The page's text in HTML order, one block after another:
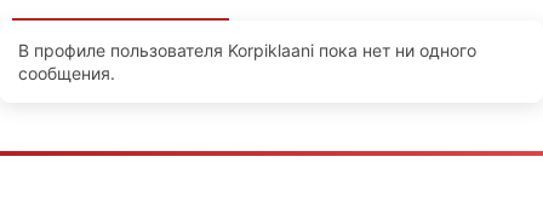
В профиле пользователя Korpiklaani пока нет ни одного
сообщения.